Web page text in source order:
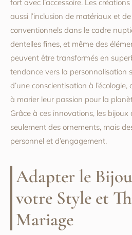
fort avec l’accessoire. Les
aussi l’inclusion de matériaux et
conventionnels dans le cadre
dentelles fines, et même des
peuvent être transformés en
tendance vers la personnalisation
d’une conscientisation à
à marier leur passion pour la
Grâce à ces innovations, les
seulement des ornements, mais
personnel et d’engagement.
Adapter le
votre Style et
Mariage